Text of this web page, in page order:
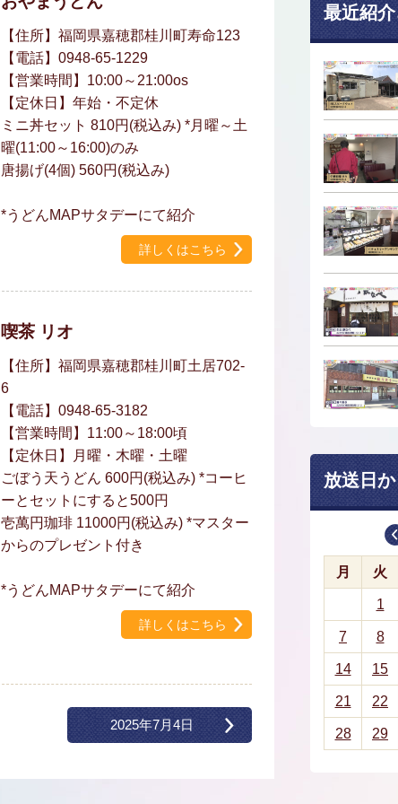
【住所】福岡県嘉穂郡桂川町寿命123
【電話】0948-65-1229
【営業時間】10:00～21:00os
【定休日】年始・不定休
ミニ丼セット 810円(税込み) *月曜～土
曜(11:00～16:00)のみ
唐揚げ(4個) 560円(税込み)
*うどんMAPサタデーにて紹介
詳しくはこちら
喫茶 リオ
【住所】福岡県嘉穂郡桂川町土居702-
6
【電話】0948-65-3182
【営業時間】11:00～18:00頃
【定休日】月曜・木曜・土曜
ごぼう天うどん 600円(税込み) *コーヒ
ーとセットにすると500円
壱萬円珈琲 11000円(税込み) *マスター
からのプレゼント付き
*うどんMAPサタデーにて紹介
詳しくはこちら
2025年7月4日
最近紹
放送日
月 火
1
7 8
14 15
21 22
28 29